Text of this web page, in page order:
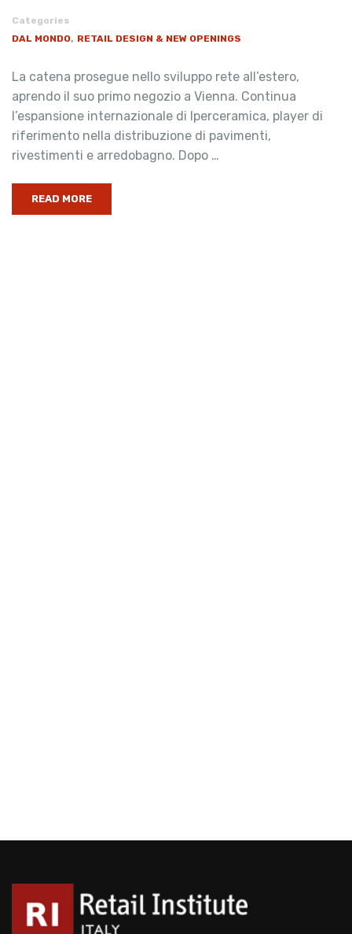
Categories
DAL MONDO, RETAIL DESIGN & NEW OPENINGS
La catena prosegue nello sviluppo rete all’estero,
aprendo il suo primo negozio a Vienna. Continua
l’espansione internazionale di Iperceramica, player di
riferimento nella distribuzione di pavimenti,
rivestimenti e arredobagno. Dopo …
READ MORE